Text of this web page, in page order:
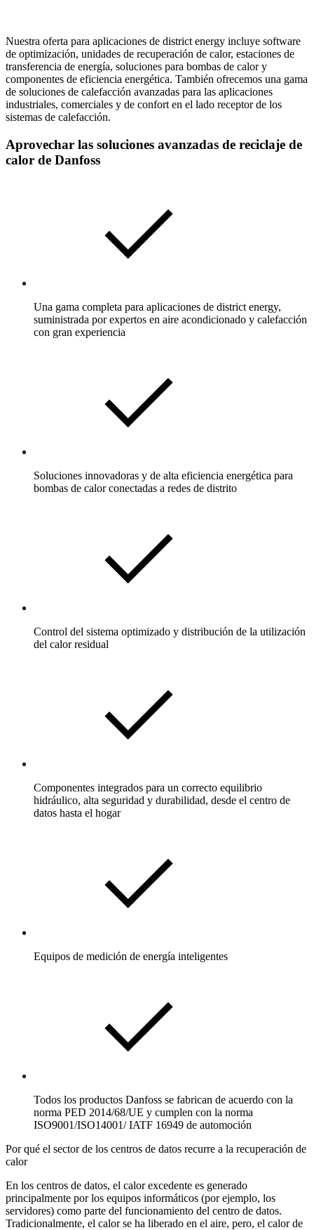
Nuestra oferta para aplicaciones de district energy incluye software
de optimización, unidades de recuperación de calor, estaciones de
transferencia de energía, soluciones para bombas de calor y
componentes de eficiencia energética. También ofrecemos una gama
de soluciones de calefacción avanzadas para las aplicaciones
industriales, comerciales y de confort en el lado receptor de los
sistemas de calefacción.
Aprovechar las soluciones avanzadas de reciclaje de
calor de Danfoss
Una gama completa para aplicaciones de district energy,
suministrada por expertos en aire acondicionado y calefacción
con gran experiencia
Soluciones innovadoras y de alta eficiencia energética para
bombas de calor conectadas a redes de distrito
Control del sistema optimizado y distribución de la utilización
del calor residual
Componentes integrados para un correcto equilibrio
hidráulico, alta seguridad y durabilidad, desde el centro de
datos hasta el hogar
Equipos de medición de energía inteligentes
Todos los productos Danfoss se fabrican de acuerdo con la
norma PED 2014/68/UE y cumplen con la norma
ISO9001/ISO14001/ IATF 16949 de automoción
Por qué el sector de los centros de datos recurre a la recuperación de
calor
En los centros de datos, el calor excedente es generado
principalmente por los equipos informáticos (por ejemplo, los
servidores) como parte del funcionamiento del centro de datos.
Tradicionalmente, el calor se ha liberado en el aire, pero, el calor de